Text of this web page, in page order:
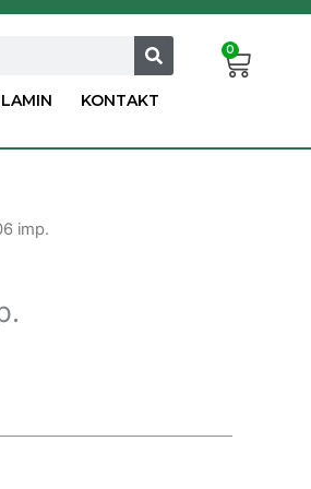
KONTAKT
0
Cart
imp.